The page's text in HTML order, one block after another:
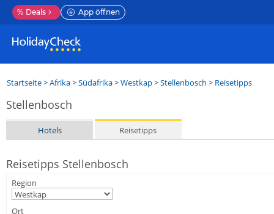
% Deals App öffnen
Startseite>Afrika>Südafrika>Westkap>Stellenbosch > Reisetipps
Stellenbosch
Hotels Reisetipps
Reisetipps Stellenbosch
Region
Ort